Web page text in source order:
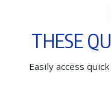
THESEQU
Easily access quick